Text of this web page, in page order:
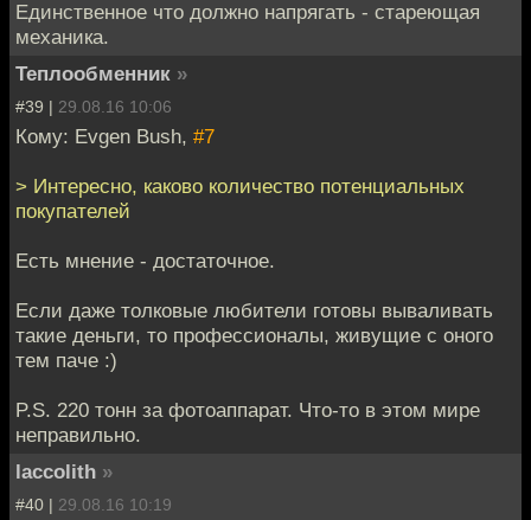
Единственное что должно напрягать - стареющая
механика.
Теплообменник »
#39 | 29.08.16 10:06
Кому: Evgen Bush, #7
> Интересно, каково количество потенциальных
покупателей
Есть мнение - достаточное.
Если даже толковые любители готовы вываливать
такие деньги, то профессионалы, живущие с оного
тем паче :)
P.S. 220 тонн за фотоаппарат. Что-то в этом мире
неправильно.
laccolith »
#40 | 29.08.16 10:19